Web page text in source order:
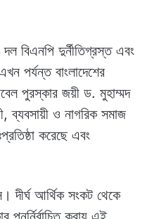
বিএনপি দুর্নীতিগ্রস্ত এবং
পর্যন্ত বাংলাদেশের
পুরস্কার জয়ী ড. মুহাম্মদ
ব্যবসায়ী ও নাগরিক সমাজ
করেছে এবং
দীর্ঘ আর্থিক সংকট থেকে